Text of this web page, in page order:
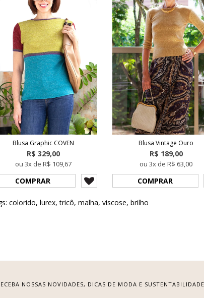
Blusa Graphic COVEN
R$ 329,00
ou 3x de R$ 109,67
COMPRAR
Blusa Vintage Ouro
R$ 189,00
ou 3x de R$ 63,00
COMPRAR
colorido, lurex,tricô, malha, viscose, brilho
NOSSAS NOVIDADES, DICAS DE MODA E SUSTENTABILIDADE